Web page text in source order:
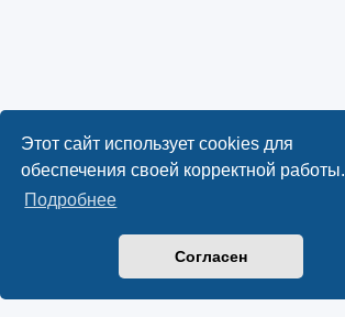
Этот сайт использует cookies для
обеспечения своей корректной работы.
Подробнее
Согласен